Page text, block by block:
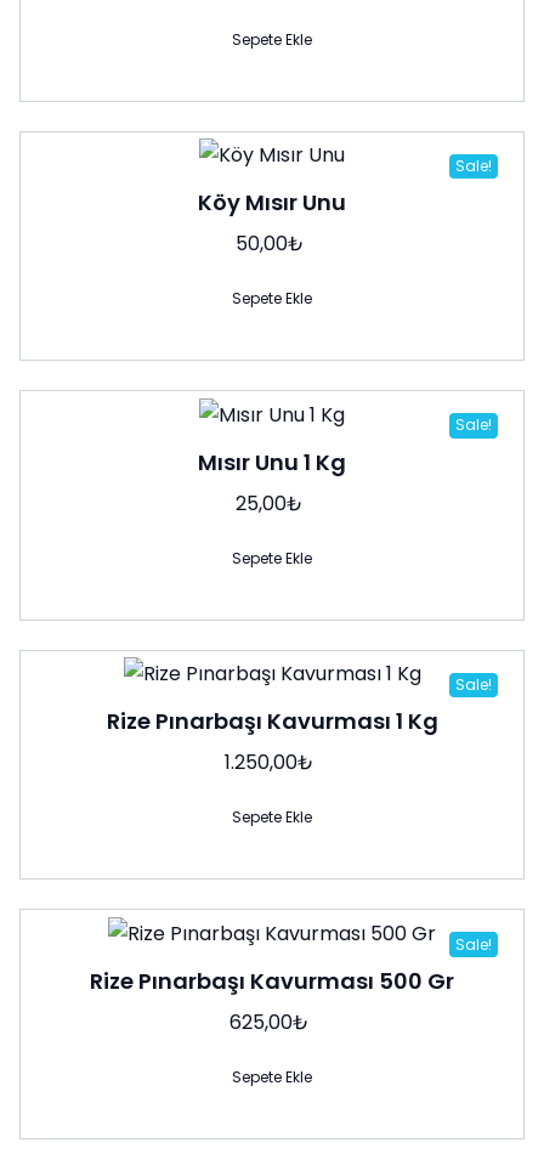
Sepete Ekle
Sale!
Köy Mısır Unu
50,00₺
Sepete Ekle
Sale!
Mısır Unu 1 Kg
25,00₺
Sepete Ekle
Sale!
Rize Pınarbaşı Kavurması 1 Kg
1.250,00₺
Sepete Ekle
Sale!
Rize Pınarbaşı Kavurması 500 Gr
625,00₺
Sepete Ekle